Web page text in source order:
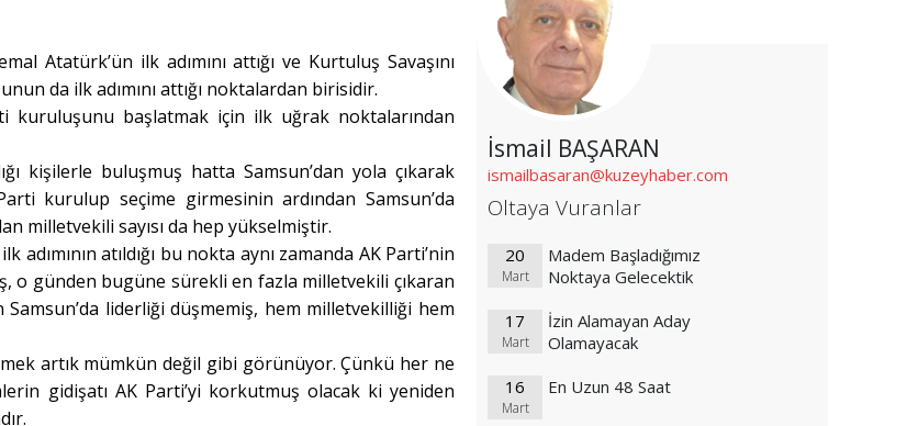
Atatürk’ün ilk adımını attığı ve Kurtuluş Savaşını
da ilk adımını attığı noktalardan birisidir.
kuruluşunu başlatmak için ilk uğrak noktalarından
kişilerle buluşmuş hatta Samsun’dan yola çıkarak
kurulup seçime girmesinin ardından Samsun’da
milletvekili sayısı da hep yükselmiştir.
atıldığı bu nokta aynı zamanda AK Parti’nin
o günden bugüne sürekli en fazla milletvekili çıkaran
liderliği düşmemiş, hem milletvekilliği hem
artık mümkün değil gibi görünüyor. Çünkü her ne
gidişatı AK Parti’yi korkutmuş olacak ki yeniden
İsmail BAŞARAN
ismailbasaran@kuzeyhaber.com
Oltaya Vuranlar
20
Mart
Madem Başladığımız
Noktaya Gelecektik
17
Mart
İzin Alamayan Aday
Olamayacak
16
Mart
En Uzun 48 Saat